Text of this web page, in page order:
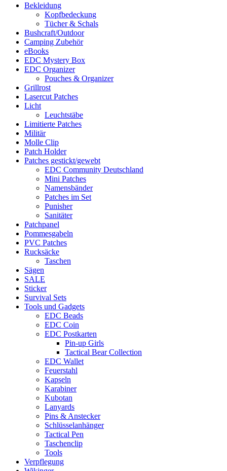
Bekleidung
Kopfbedeckung
Tücher & Schals
Bushcraft/Outdoor
Camping Zubehör
eBooks
EDC Mystery Box
EDC Organizer
Pouches & Organizer
Grillrost
Lasercut Patches
Licht
Leuchtstäbe
Limitierte Patches
Militär
Molle Clip
Patch Holder
Patches gestickt/gewebt
EDC Community Deutschland
Mini Patches
Namensbänder
Patches im Set
Punisher
Sanitäter
Patchpanel
Pommesgabeln
PVC Patches
Rucksäcke
Taschen
Sägen
SALE
Sticker
Survival Sets
Tools und Gadgets
EDC Beads
EDC Coin
EDC Postkarten
Pin-up Girls
Tactical Bear Collection
EDC Wallet
Feuerstahl
Kapseln
Karabiner
Kubotan
Lanyards
Pins & Anstecker
Schlüsselanhänger
Tactical Pen
Taschenclip
Tools
Verpflegung